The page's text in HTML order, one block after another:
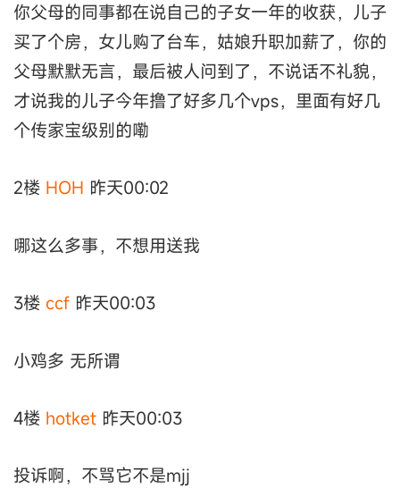
你父母的同事都在说自己的子女一年的收获，儿子
买了个房，女儿购了台车，姑娘升职加薪了，你的
父母默默无言，最后被人问到了，不说话不礼貌，
才说我的儿子今年撸了好多几个vps，里面有好几
个传家宝级别的嘞
2楼 HOH 昨天00:02
哪这么多事，不想用送我
3楼 ccf 昨天00:03
小鸡多 无所谓
4楼 hotket 昨天00:03
投诉啊，不骂它不是mjj